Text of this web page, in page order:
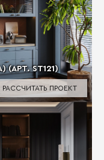
(АРТ. ST121)
РАССЧИТАТЬ ПРОЕКТ